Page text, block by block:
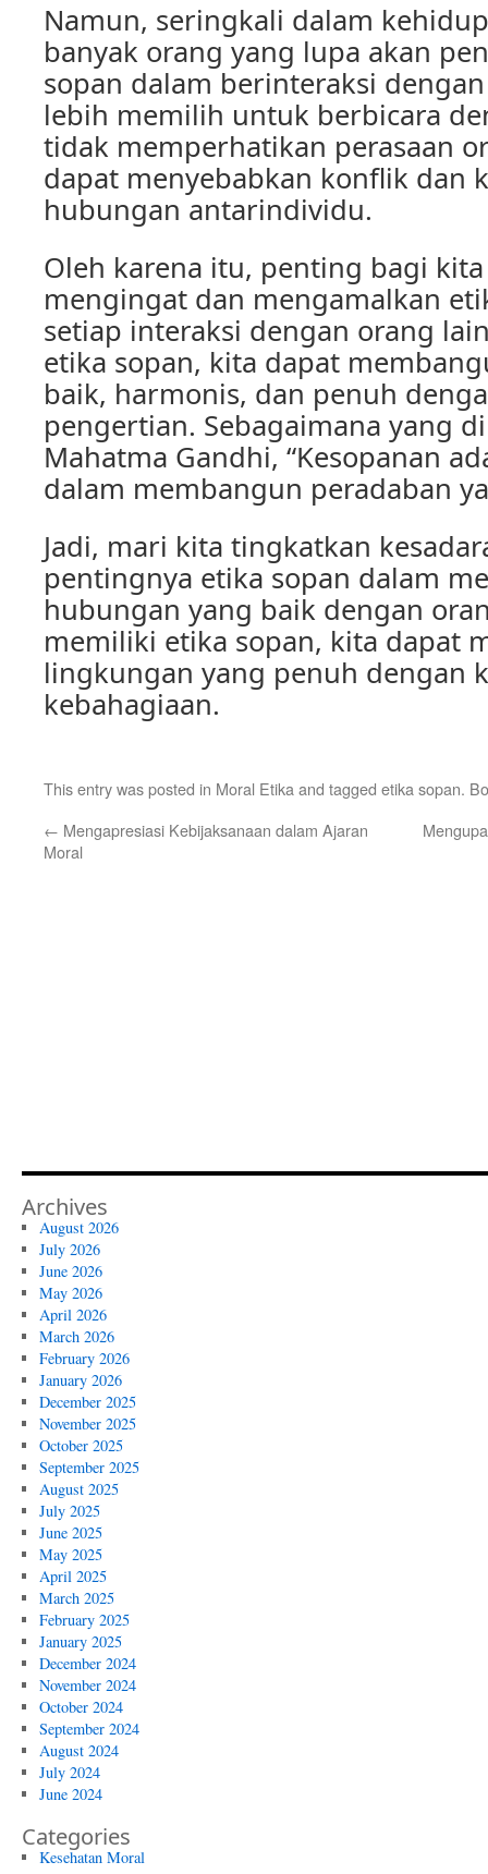
Namun, seringkali dalam
banyak orang yang lupa akan
sopan dalam berinteraksi
lebih memilih untuk berbicara
tidak memperhatikan perasaan
dapat menyebabkan konflik dan
hubungan antarindividu.
Oleh karena itu, penting bagi
mengingat dan mengamalkan
setiap interaksi dengan orang
etika sopan, kita dapat
baik, harmonis, dan penuh
pengertian. Sebagaimana yang
Mahatma Gandhi, “Kesopanan
dalam membangun peradaban
Jadi, mari kita tingkatkan
pentingnya etika sopan dalam
hubungan yang baik dengan
memiliki etika sopan, kita dapat
lingkungan yang penuh dengan
kebahagiaan.
This entry was posted in Moral Etika and tagged etika sopan.
← Mengapresiasi Kebijaksanaan dalam Ajaran
Moral
Archives
August 2026
July 2026
June 2026
May 2026
April 2026
March 2026
February 2026
January 2026
December 2025
November 2025
October 2025
September 2025
August 2025
July 2025
June 2025
May 2025
April 2025
March 2025
February 2025
January 2025
December 2024
November 2024
October 2024
September 2024
August 2024
July 2024
June 2024
Categories
Kesehatan Moral